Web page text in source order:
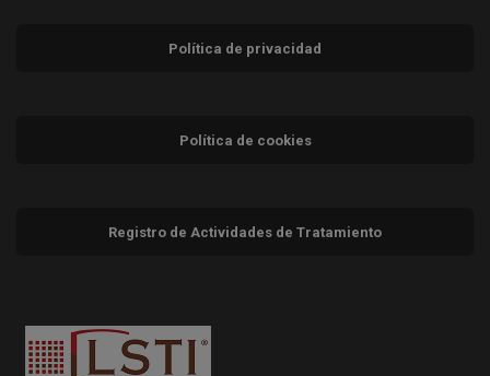
Política de privacidad
Política de cookies
Registro de Actividades de Tratamiento